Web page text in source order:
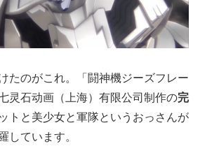
たのがこれ。「闘神機ジーズフレー
灵石动画（上海）有限公司制作の完
トと美少女と軍隊というおっさんが
しています。